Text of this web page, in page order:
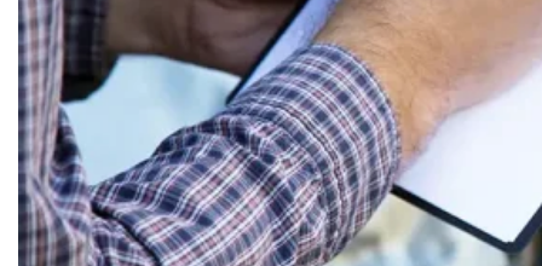
Sicherheitsprüfungen
Gasanlagenprüfungen
Untersuchungen §§ 41,
42 BOKraft
GGVSEB/ADR-
Prüfung
UVV / BGV / GUV
Impressum
Datenschutz